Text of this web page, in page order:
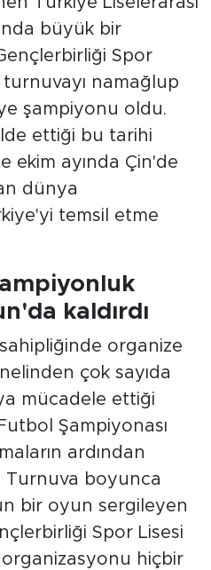
büyük bir
Spor
turnuvayı namağlup
şampiyonu oldu.
elde ettiği bu tarihi
ekim ayında Çin'de
dünya
temsil etme
kaldırdı
organize
çok sayıda
mücadele ettiği
Şampiyonası
ardından
Turnuva boyunca
bir oyun sergileyen
Spor Lisesi
organizasyonu hiçbir